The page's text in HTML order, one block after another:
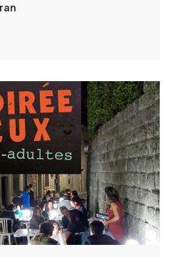
coopération, ambiance,
… pour ados-adultes animé
Bulles à jeux.